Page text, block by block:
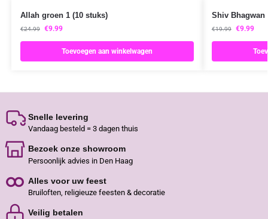
Allah groen 1 (10 stuks)
€24.99 €9.99
Toevoegen aan winkelwagen
Shiv Bhagwan
€19.99 €9.99
Snelle levering
Vandaag besteld = 3 dagen thuis
Bezoek onze showroom
Persoonlijk advies in Den Haag
Alles voor uw feest
Bruiloften, religieuze feesten & decoratie
Veilig betalen